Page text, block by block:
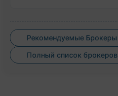
Рекомендуемые Брокеры
Полный список брокеров